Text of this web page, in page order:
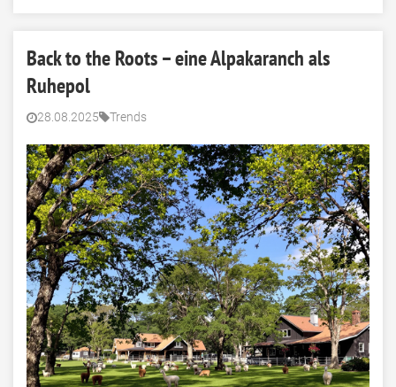
Back to the Roots – eine Alpakaranch als
Ruhepol
28.08.2025 Trends